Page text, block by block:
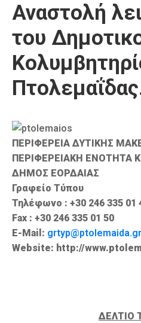
Προσκλήσεις
Αποφάσεις
Τηλέφωνα
Καιρός
Αναστολή
του
ΠΕΡΙΦΕΡΕΙΑ ΔΥΤΙΚΗΣ
ΠΕΡΙΦΕΡΕΙΑΚΗ ΕΝΟΤΗΤΑ
ΔΗΜΟΣ ΕΟΡΔΑΙΑΣ
Γραφείο Τύπου
Τηλέφωνο : +30 246 335 01
Fax : +30 246 335 01 50
E-Mail: grtyp@ptolemaida.gr
Website: http://
ΔΕΛΤΙΟ